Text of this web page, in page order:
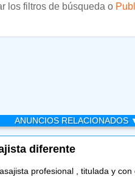
los filtros de búsqueda o
ANUNCIOS RELACIONADOS
diferente
profesional , titulada y